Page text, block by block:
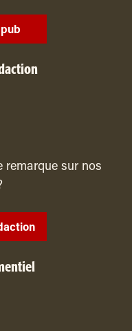
remarque sur nos